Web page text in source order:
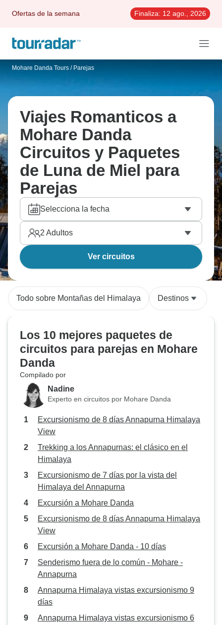
Ofertas de la semana Finaliza: 12 ago., 2026
Mohare Danda Tours / Parejas
Viajes Romanticos a
Mohare Danda
Circuitos y Paquetes
de Luna de Miel para
Parejas
Selecciona la fecha
2 Adultos
Ver circuitos
Todo sobre Montañas del Himalaya Destinos
Los 10 mejores paquetes de
circuitos para parejas en Mohare
Danda
Compilado por
Nadine
Experto en circuitos por Mohare Danda
Excursionismo de 8 días Annapurna Himalaya
View
Trekking a los Annapurnas: el clásico en el
Himalaya
Excursionismo de 7 días por la vista del
Himalaya del Annapurna
Excursión a Mohare Danda
Excursionismo de 8 días Annapurna Himalaya
View
Excursión a Mohare Danda - 10 días
Senderismo fuera de lo común - Mohare -
Annapurna
Annapurna Himalaya vistas excursionismo 9
días
Annapurna Himalaya vistas excursionismo 6